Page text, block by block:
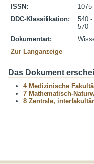
ISSN:
DDC-Klassifikation:
540 -
570 -
Dokumentart:
Zur Langanzeige
Das Dokument
4 Medizinische
7 Mathematisch-
8 Zentrale,